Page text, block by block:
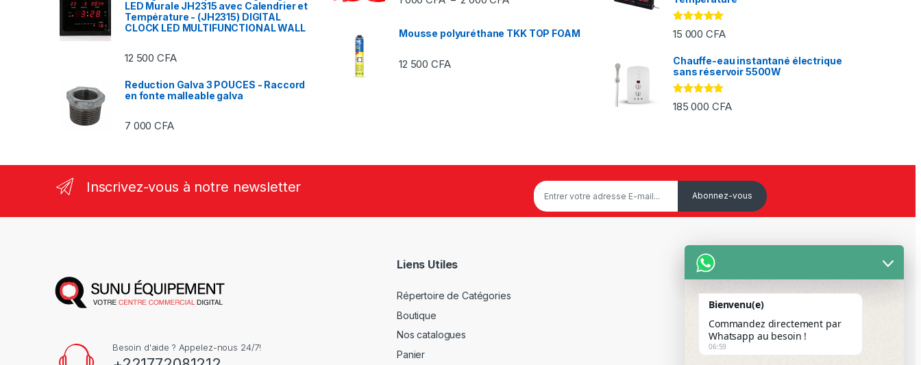
LED Murale JH2315 avec Calendrier et
Température - (JH2315) DIGITAL
CLOCK LED MULTIFUNCTIONAL WALL
12 500CFA
Reduction Galva 3 POUCES - Raccord
en fonte malleable galva
7 000CFA
Mousse polyuréthane TKK TOP FOAM
12 500CFA
Note5.00
sur 5
15 000CFA
Chauffe-eau instantané électrique
sans réservoir 5500W
Note5.00
sur 5
185 000 CFA
Inscrivez-vous à notre newsletter
Besoin d'aide ? Appelez-nous 24/7!
Liens Utiles
Répertoire de Catégories
Boutique
Nos catalogues
Panier
Service Client
Mon Compte
Paiement Par Wave & Orange
Money
Bienvenu(e)
Commandez directement par
Whatsapp au besoin !
06:59